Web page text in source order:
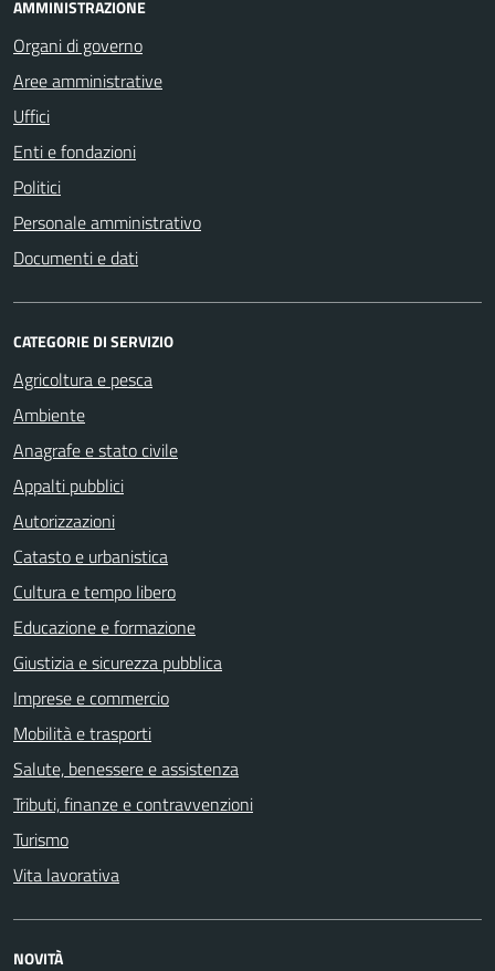
AMMINISTRAZIONE
Organi di governo
Aree amministrative
Uffici
Enti e fondazioni
Politici
Personale amministrativo
Documenti e dati
CATEGORIE DI SERVIZIO
Agricoltura e pesca
Ambiente
Anagrafe e stato civile
Appalti pubblici
Autorizzazioni
Catasto e urbanistica
Cultura e tempo libero
Educazione e formazione
Giustizia e sicurezza pubblica
Imprese e commercio
Mobilità e trasporti
Salute, benessere e assistenza
Tributi, finanze e contravvenzioni
Turismo
Vita lavorativa
NOVITÀ